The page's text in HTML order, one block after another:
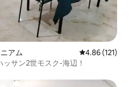
アム レビュー121
4.86 (121)
サン2世モスク-海辺！